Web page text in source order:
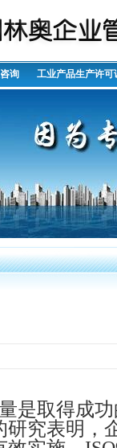
询 工业产品生产许可
取得成功
研究表明，